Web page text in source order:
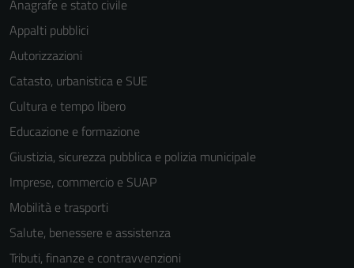
Anagrafe e stato civile
Appalti pubblici
Autorizzazioni
Catasto, urbanistica e SUE
Cultura e tempo libero
Educazione e formazione
Giustizia, sicurezza pubblica e polizia municipale
Imprese, commercio e SUAP
Mobilità e trasporti
Salute, benessere e assistenza
Tributi, finanze e contravvenzioni